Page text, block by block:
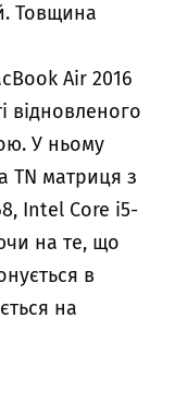
Товщина
Air 2016
відновленого
У ньому
TN матриця з
Intel Core i5-
на те, що
в
на